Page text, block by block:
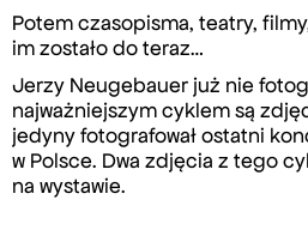
Potem czasopisma, teatry,
im zostało do teraz…
Jerzy Neugebauer już nie
najważniejszym cyklem są
jedyny fotografował ostatni
w Polsce. Dwa zdjęcia z tego
na wystawie.